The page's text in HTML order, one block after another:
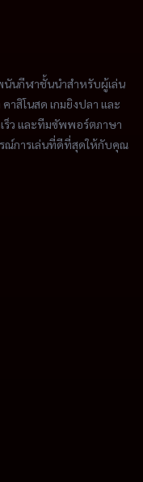
นกีฬาชั้นนำสำหรับผู้เล่น
าสิโนสด เกมยิงปลา และ
ว และทีมซัพพอร์ตภาษา
ณ์การเล่นที่ดีที่สุดให้กับคุณ